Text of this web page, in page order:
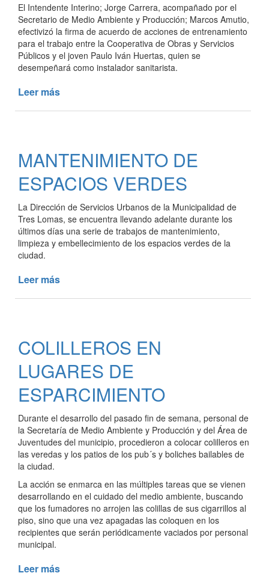
TRESLOMENSES
El Intendente Interino; Jorge Carrera, acompañado por el
Secretario de Medio Ambiente y Producción; Marcos Amutio,
efectivizó la firma de acuerdo de acciones de entrenamiento
para el trabajo entre la Cooperativa de Obras y Servicios
Públicos y el joven Paulo Iván Huertas, quien se
desempeñará como instalador sanitarista.
Leer más
EL
PROGRAMA
“TE
MANTENIMIENTO DE
ESPACIOS VERDES
La Dirección de Servicios Urbanos de la Municipalidad de
Tres Lomas, se encuentra llevando adelante durante los
últimos días una serie de trabajos de mantenimiento,
limpieza y embellecimiento de los espacios verdes de la
ciudad.
Leer más
COLILLEROS EN
LUGARES DE
ESPARCIMIENTO
Durante el desarrollo del pasado fin de semana, personal de
la Secretaría de Medio Ambiente y Producción y del Área de
Juventudes del municipio, procedieron a colocar colilleros en
las veredas y los patios de los pub´s y boliches bailables de
la ciudad.
La acción se enmarca en las múltiples tareas que se vienen
desarrollando en el cuidado del medio ambiente, buscando
que los fumadores no arrojen las colillas de sus cigarrillos al
piso, sino que una vez apagadas las coloquen en los
recipientes que serán periódicamente vaciados por personal
municipal.
Leer más